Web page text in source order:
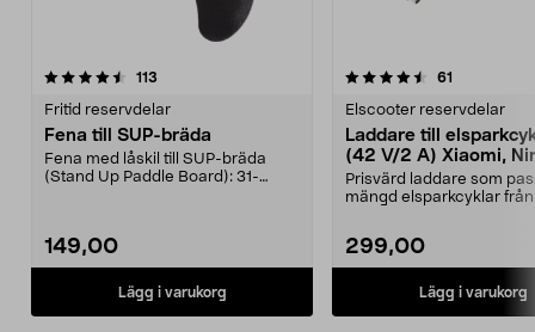
113
Fritid reservdelar
Fena till SUP-bräda
Fena med låskil till SUP-bräda
(Stand Up Paddle Board): 31-
149,00
Lägg i varukorg
4.5 av 5 stjärnor 61
Elscooter reservdelar
Laddare till
(42 V/2 A) Xiaomi,
E-Way m.fl.
Prisvärd laddare som
mängd elsparkcyklar från
299,00
Lägg i varukorg
4.5 av 5 stjärnor